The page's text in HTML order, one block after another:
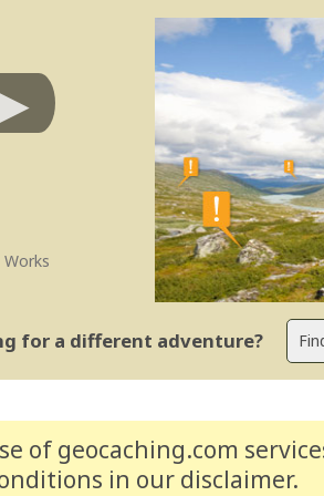
for a different adventure?
of geocaching.com
in our disclaimer.